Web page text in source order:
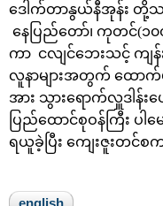
ဒေါက်တာနွယ်နီအုန်း တို့
နေပြည်တော်၊ ကုတင်(၁
ကာ ငလျင်ဘေးသင့် ကျန်း
လူနာများအတွက် ထောက်ပံ့
အား သွားရောက်လှူဒါန်းပေ
ပြည်ထောင်စုဝန်ကြီး ပ
ရယူခဲ့ပြီး ကျေးဇူးတင်စ
english